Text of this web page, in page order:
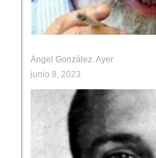
Ángel González. Ayer
junio 8, 2023